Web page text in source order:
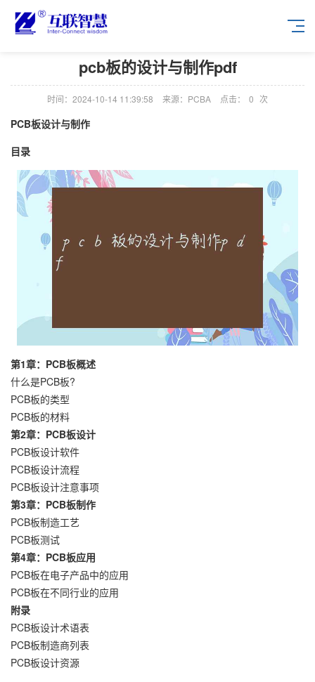
pcb板的设计与制作pdf
时间：2024-10-14 11:39:58 来源：PCBA 点击： 0 次
PCB板设计与制作
目录
第1章：PCB板概述
什么是PCB板?
PCB板的类型
PCB板的材料
第2章：PCB板设计
PCB板设计软件
PCB板设计流程
PCB板设计注意事项
第3章：PCB板制作
PCB板制造工艺
PCB板测试
第4章：PCB板应用
PCB板在电子产品中的应用
PCB板在不同行业的应用
附录
PCB板设计术语表
PCB板制造商列表
PCB板设计资源